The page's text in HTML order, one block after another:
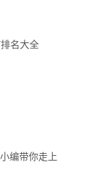
名大全
编带你走上